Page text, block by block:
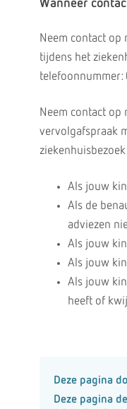
Wanneer
Neem contact
tijdens het
telefoonnummer:
Neem contact op
vervolgafspraak
Als jouw
Als de
adviezen
Als jouw
Als jouw
Als jouw
heeft of
Deze pagina
Deze pagina